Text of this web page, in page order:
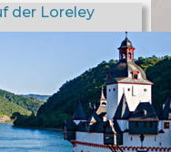
der Loreley